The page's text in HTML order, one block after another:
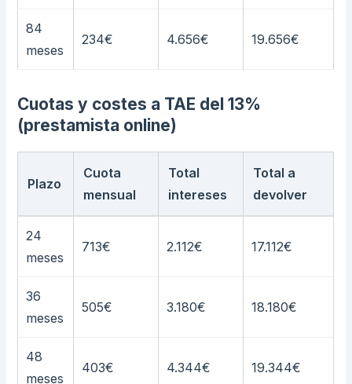
84
meses
234€ 4.656€ 19.656€
Cuotas y costes a TAE del 13%
(prestamista online)
Plazo
Cuota
mensual
Total
intereses
Total a
devolver
24
meses
713€ 2.112€ 17.112€
36
meses
505€ 3.180€ 18.180€
48
meses
403€ 4.344€ 19.344€